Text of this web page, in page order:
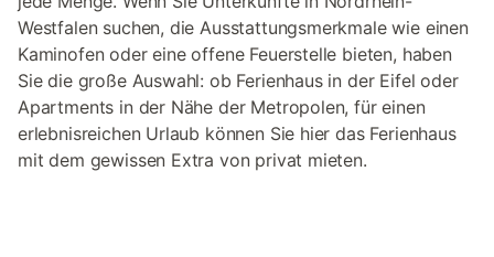
Westfalen suchen, die Ausstattungsmerkmale wie einen
Kaminofen oder eine offene Feuerstelle bieten, haben
Sie die große Auswahl: ob Ferienhaus in der Eifel oder
Apartments in der Nähe der Metropolen, für einen
erlebnisreichen Urlaub können Sie hier das Ferienhaus
mit dem gewissen Extra von privat mieten.